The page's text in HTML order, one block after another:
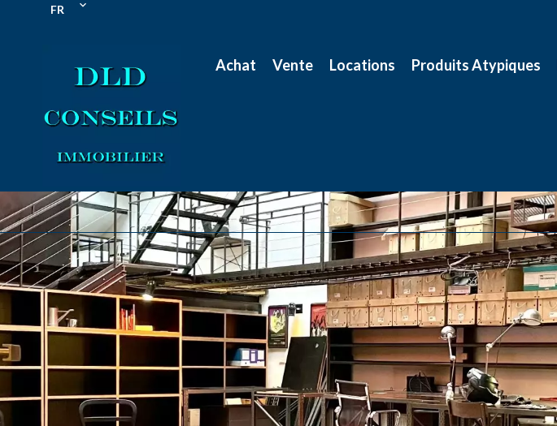
FR
Achat Vente Locations Produits Atypiques